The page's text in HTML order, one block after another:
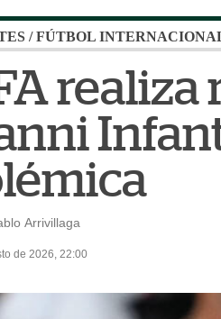
/FÚTBOL
realiza
Arrivillaga
de 2026, 22:00